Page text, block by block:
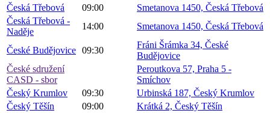
Česká Třebová
09:00
Smetanova 1450, Česká Třebová
Česká Třebová -
Naděje
14:00 Smetanova 1450, Česká Třebová
České Budějovice 09:30
Fráni Šrámka 34, České
Budějovice
České sdružení
CASD - sbor
Peroutkova 57, Praha 5 -
Smíchov
Český Krumlov
09:30
Urbinská 187, Český Krumlov
Český Těšín
09:00
Krátká 2, Český Těšín